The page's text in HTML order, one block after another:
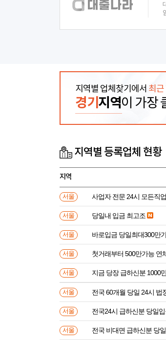
지역별 업체찾기에서 최근
경기 지역이 가장
지역별 등록업체 현황
지역
서울 사업자 전문 24시 모든직
서울 당일내 입금 최고조
서울 바로입금 당일최대300만
서울 첫거래부터 500만가능 연
서울 지금 당장 급하신분 1000
서울 전국 60개월 당일 24시 법
서울 전국24시 급하신분 당일
서울